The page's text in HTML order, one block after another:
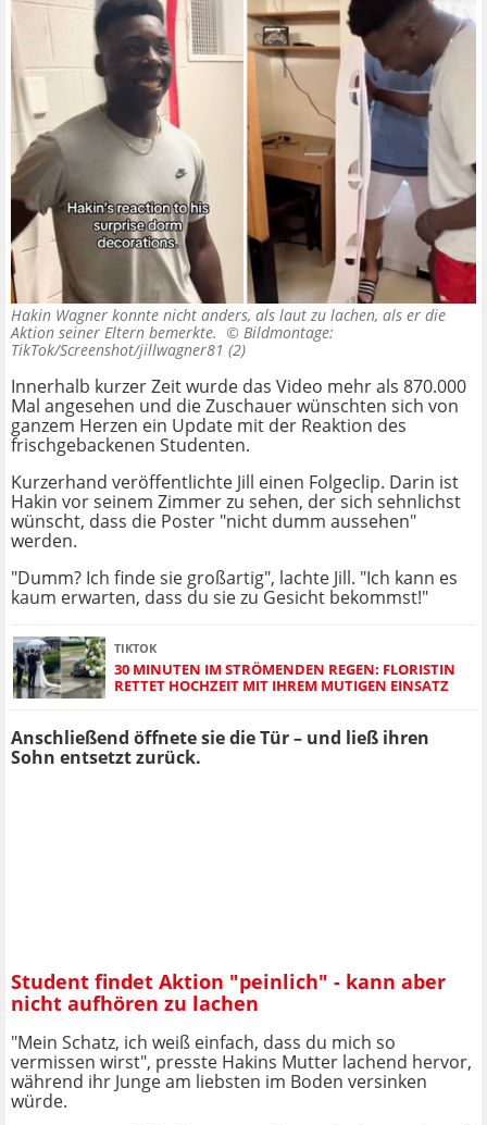
Hakin Wagner konnte nicht anders, als laut zu lachen, als er die
Aktion seiner Eltern bemerkte. © Bildmontage:
TikTok/Screenshot/jillwagner81 (2)
Innerhalb kurzer Zeit wurde das Video mehr als 870.000
Mal angesehen und die Zuschauer wünschten sich von
ganzem Herzen ein Update mit der Reaktion des
frischgebackenen Studenten.
Kurzerhand veröffentlichte Jill einen Folgeclip. Darin ist
Hakin vor seinem Zimmer zu sehen, der sich sehnlichst
wünscht, dass die Poster "nicht dumm aussehen"
werden.
"Dumm? Ich finde sie großartig", lachte Jill. "Ich kann es
kaum erwarten, dass du sie zu Gesicht bekommst!"
TIKTOK
30 MINUTEN IM STRÖMENDEN REGEN: FLORISTIN
RETTET HOCHZEIT MIT IHREM MUTIGEN EINSATZ
Anschließend öffnete sie die Tür – und ließ ihren
Sohn entsetzt zurück.
Student findet Aktion "peinlich" - kann aber
nicht aufhören zu lachen
"Mein Schatz, ich weiß einfach, dass du mich so
vermissen wirst", presste Hakins Mutter lachend hervor,
während ihr Junge am liebsten im Boden versinken
würde.